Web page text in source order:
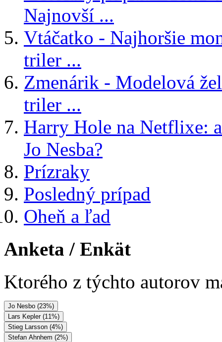
Najnovší ...
Vtáčatko - Najhoršie
triler ...
Zmenárik - Modelová
triler ...
Harry Hole na Netflixe:
Jo Nesba?
Prízraky
Posledný prípad
Oheň a ľad
Anketa / Enkät
Ktorého z týchto autorov
Jo Nesbo (23%)
Lars Kepler (11%)
Stieg Larsson (4%)
Stefan Ahnhem (2%)